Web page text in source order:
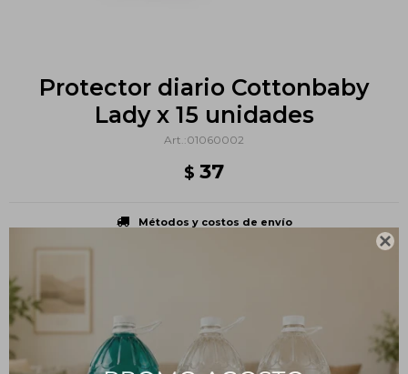

Protector diario Cottonbaby
Lady x 15 unidades
01060002
$ 37
Métodos y costos de envío
PRODUCTOS QUE TE PUEDEN INTERESAR